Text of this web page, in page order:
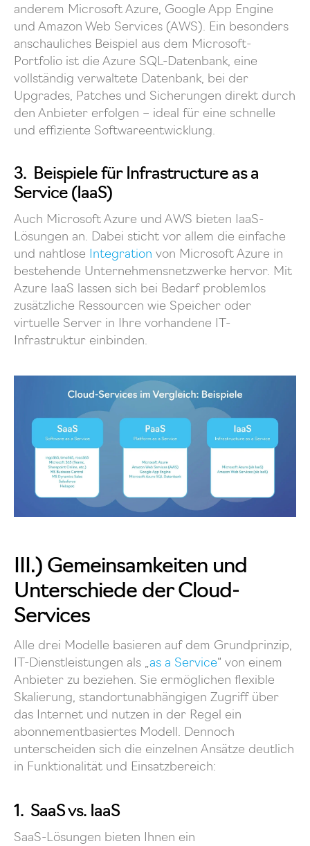
anderem Microsoft Azure, Google App Engine
und Amazon Web Services (AWS). Ein besonders
anschauliches Beispiel aus dem Microsoft-
Portfolio ist die Azure SQL-Datenbank, eine
vollständig verwaltete Datenbank, bei der
Upgrades, Patches und Sicherungen direkt durch
den Anbieter erfolgen – ideal für eine schnelle
und effiziente Softwareentwicklung.
3. Beispiele für Infrastructure as a
Service (IaaS)
Auch Microsoft Azure und AWS bieten IaaS-
Lösungen an. Dabei sticht vor allem die einfache
und nahtlose Integration von Microsoft Azure in
bestehende Unternehmensnetzwerke hervor. Mit
Azure IaaS lassen sich bei Bedarf problemlos
zusätzliche Ressourcen wie Speicher oder
virtuelle Server in Ihre vorhandene IT-
Infrastruktur einbinden.
III.) Gemeinsamkeiten und
Unterschiede der Cloud-
Services
Alle drei Modelle basieren auf dem Grundprinzip,
IT-Dienstleistungen als „as a Service“ von einem
Anbieter zu beziehen. Sie ermöglichen flexible
Skalierung, standortunabhängigen Zugriff über
das Internet und nutzen in der Regel ein
abonnementbasiertes Modell. Dennoch
unterscheiden sich die einzelnen Ansätze deutlich
in Funktionalität und Einsatzbereich:
1. SaaS vs. IaaS
SaaS-Lösungen bieten Ihnen ein